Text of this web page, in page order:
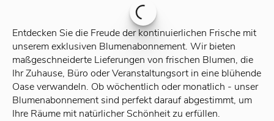
Entdecken Sie die Freude der kontinuierlichen Frische mit
unserem exklusiven Blumenabonnement. Wir bieten
maßgeschneiderte Lieferungen von frischen Blumen, die
Ihr Zuhause, Büro oder Veranstaltungsort in eine blühende
Oase verwandeln. Ob wöchentlich oder monatlich - unser
Blumenabonnement sind perfekt darauf abgestimmt, um
Ihre Räume mit natürlicher Schönheit zu erfüllen.